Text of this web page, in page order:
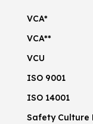
VCA*
VCA**
VCU
ISO 9001
ISO 14001
Safety Culture